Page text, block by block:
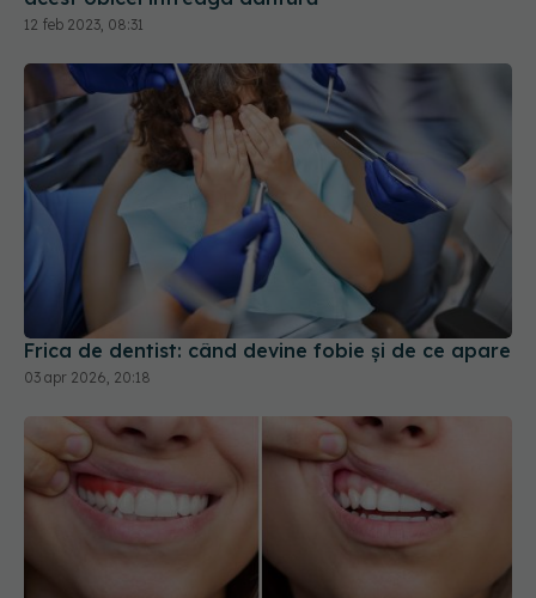
Frica de dentist: când devine fobie și de ce apare
03 apr 2026, 20:18